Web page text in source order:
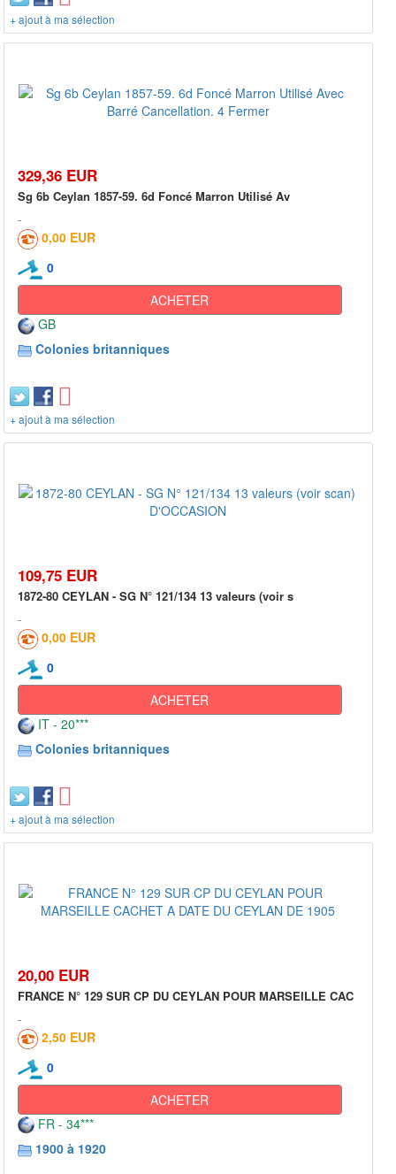
+ ajout à ma sélection
329,36 EUR
Sg 6b Ceylan 1857-59. 6d Foncé Marron Utilisé Av
0,00 EUR
0
ACHETER
GB
Colonies britanniques
+ ajout à ma sélection
109,75 EUR
1872-80 CEYLAN - SG N° 121/134 13 valeurs (voir s
0,00 EUR
0
ACHETER
IT - 20***
Colonies britanniques
+ ajout à ma sélection
20,00 EUR
FRANCE N° 129 SUR CP DU CEYLAN POUR MARSEILLE CAC
2,50 EUR
0
ACHETER
FR - 34***
1900 à 1920